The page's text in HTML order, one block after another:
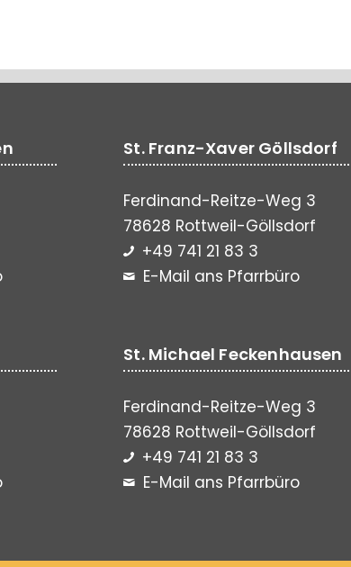
St. Franz-Xaver Göllsdorf
Ferdinand-Reitze-Weg 3
78628 Rottweil-Göllsdorf
+49 741 21 83 3
E-Mail ans Pfarrbüro
St. Michael Feckenhausen
Ferdinand-Reitze-Weg 3
78628 Rottweil-Göllsdorf
+49 741 21 83 3
E-Mail ans Pfarrbüro